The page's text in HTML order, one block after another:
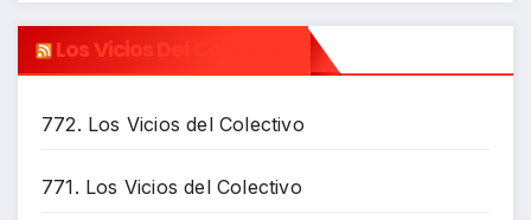
Los Vicios Del Colectivo
772. Los Vicios del Colectivo
771. Los Vicios del Colectivo